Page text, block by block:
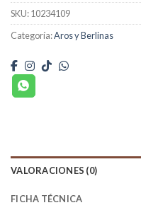
SKU:10234109
Categoría:Aros y Berlinas
VALORACIONES (0)
FICHA TÉCNICA